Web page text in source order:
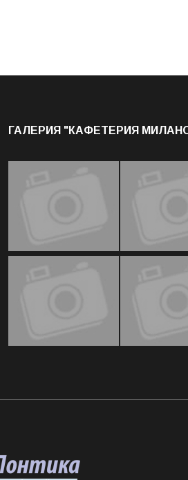
ГАЛЕРИЯ "КАФЕТЕРИЯ